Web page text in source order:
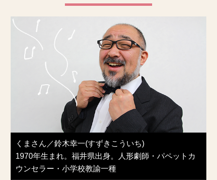
くまさん／鈴木幸一(すずきこういち)
1970年生まれ。福井県出身。人形劇師・パペットカ
ウンセラー・小学校教諭一種